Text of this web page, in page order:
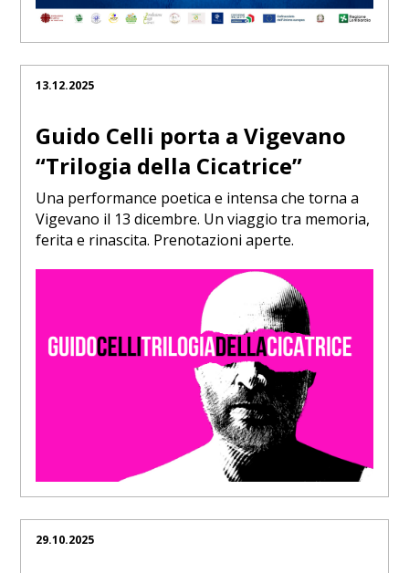
13.12.2025
Guido Celli porta a Vigevano
“Trilogia della Cicatrice”
Una performance poetica e intensa che torna a
Vigevano il 13 dicembre. Un viaggio tra memoria,
ferita e rinascita. Prenotazioni aperte.
29.10.2025